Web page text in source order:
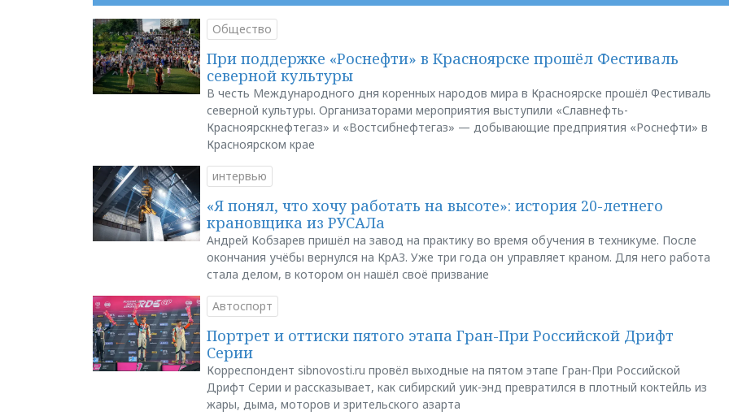
Общество
При поддержке «Роснефти» в Красноярске прошёл Фестиваль
северной культуры
В честь Международного дня коренных народов мира в Красноярске прошёл Фестиваль
северной культуры. Организаторами мероприятия выступили «Славнефть-
Красноярскнефтегаз» и «Востсибнефтегаз» — добывающие предприятия «Роснефти» в
Красноярском крае
интервью
«Я понял, что хочу работать на высоте»: история 20-летнего
крановщика из РУСАЛа
Андрей Кобзарев пришёл на завод на практику во время обучения в техникуме. После
окончания учёбы вернулся на КрАЗ. Уже три года он управляет краном. Для него работа
стала делом, в котором он нашёл своё призвание
Автоспорт
Портрет и оттиски пятого этапа Гран-При Российской Дрифт
Серии
Корреспондент sibnovosti.ru провёл выходные на пятом этапе Гран-При Российской
Дрифт Серии и рассказывает, как сибирский уик-энд превратился в плотный коктейль из
жары, дыма, моторов и зрительского азарта